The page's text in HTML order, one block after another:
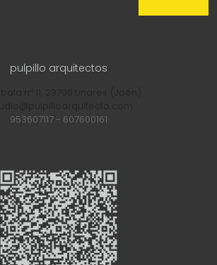
pulpillo arquitectos
953607117 - 607600161